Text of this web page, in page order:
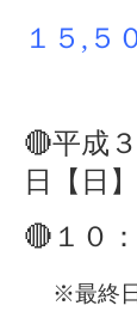
１５,５
🔴平成
日【日
🔴１０
※最終